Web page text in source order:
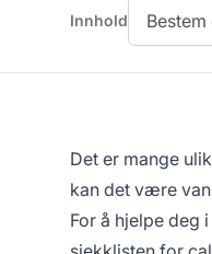
Innhold Bestem
Det er mange
kan det være
For å hjelpe deg